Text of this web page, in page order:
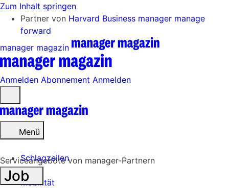
Zum Inhalt springen
Partner von Harvard Business manager manage
forward
manager magazin
Anmelden Abonnement Anmelden
öffnen
Menü
Schlagzeilen
Mobilität
Serviceangebote von manager-Partnern
Job